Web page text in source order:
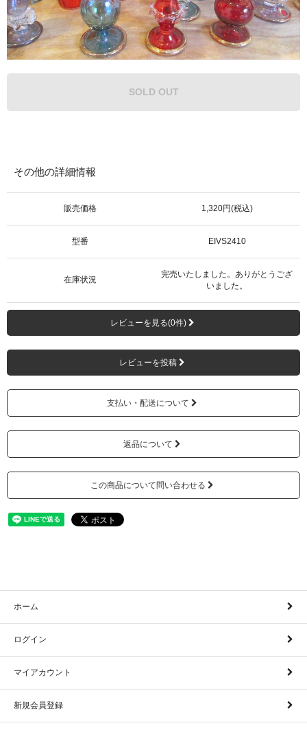
SOLD OUT
その他の詳細情報
販売価格 1,320円(税込)
型番 EIVS2410
在庫状況
完売いたしました。ありがとうござ
いました。
レビューを見る(0件)
レビューを投稿
支払い・配送について
返品について
この商品について問い合わせる
ホーム
ログイン
マイアカウント
新規会員登録